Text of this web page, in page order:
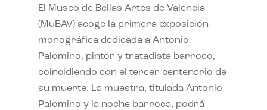
El Museo de Bellas Artes de Valencia
(MuBAV) acoge la primera exposición
monográfica dedicada a Antonio
Palomino, pintor y tratadista barroco,
coincidiendo con el tercer centenario de
su muerte. La muestra, titulada Antonio
Palomino y la noche barroca, podrá